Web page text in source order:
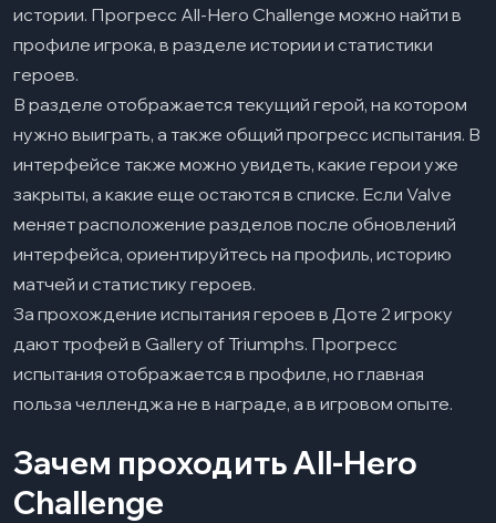
истории. Прогресс All-Hero Challenge можно найти в
профиле игрока, в разделе истории и статистики
героев.
В разделе отображается текущий герой, на котором
нужно выиграть, а также общий прогресс испытания. В
интерфейсе также можно увидеть, какие герои уже
закрыты, а какие еще остаются в списке. Если Valve
меняет расположение разделов после обновлений
интерфейса, ориентируйтесь на профиль, историю
матчей и статистику героев.
За прохождение испытания героев в Доте 2 игроку
дают трофей в Gallery of Triumphs. Прогресс
испытания отображается в профиле, но главная
польза челленджа не в награде, а в игровом опыте.
Зачем проходить All-Hero
Challenge